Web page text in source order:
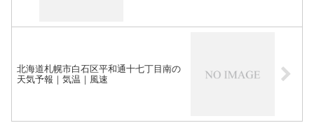
北海道札幌市白石区平和通十七丁目南の
天気予報｜気温｜風速